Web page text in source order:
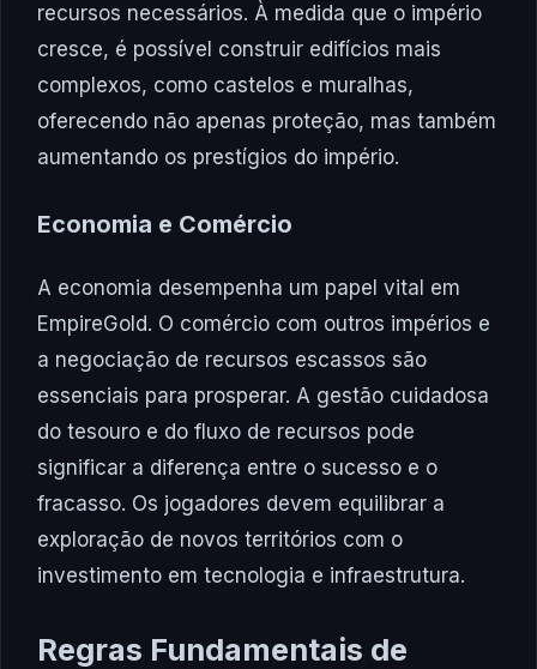
recursos necessários. À medida que o império
cresce, é possível construir edifícios mais
complexos, como castelos e muralhas,
oferecendo não apenas proteção, mas também
aumentando os prestígios do império.
Economia e Comércio
A economia desempenha um papel vital em
EmpireGold. O comércio com outros impérios e
a negociação de recursos escassos são
essenciais para prosperar. A gestão cuidadosa
do tesouro e do fluxo de recursos pode
significar a diferença entre o sucesso e o
fracasso. Os jogadores devem equilibrar a
exploração de novos territórios com o
investimento em tecnologia e infraestrutura.
Regras Fundamentais de